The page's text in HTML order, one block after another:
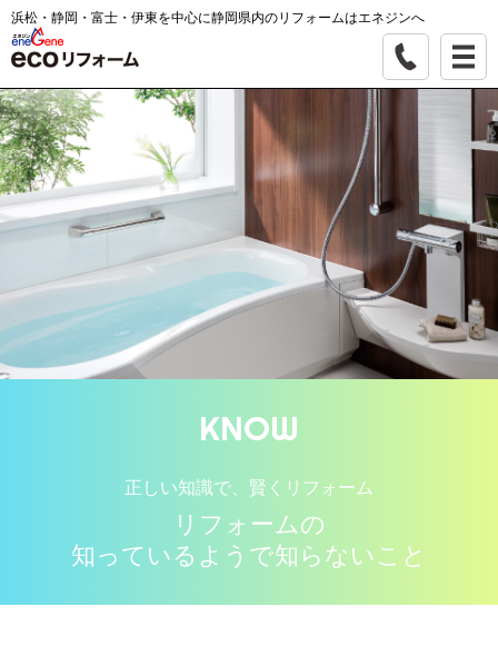
浜松・静岡・富士・伊東を中心に静岡県内のリフォームはエネジンへ
KNOW
正しい知識で、賢くリフォーム
リフォームの
知っているようで知らないこと